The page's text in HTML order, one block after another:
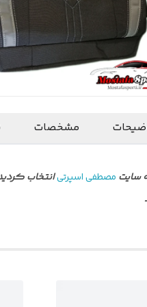
مشخصات
سایت مصطفی اسپرتیانتخاب